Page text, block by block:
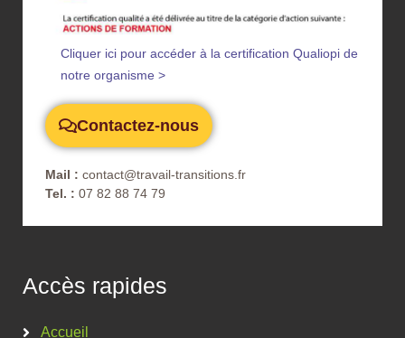
Cliquer ici pour accéder à la certification Qualiopi de
notre organisme >
Contactez-nous
Mail : contact@travail-transitions.fr
Tel. : 07 82 88 74 79
Accès rapides
Accueil